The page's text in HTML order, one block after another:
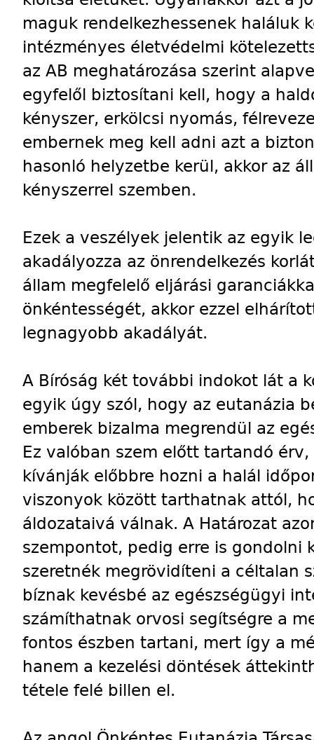
maguk rendelkezhessenek haláluk
intézményes életvédelmi
az AB meghatározása szerint
egyfelől biztosítani kell, hogy a
kényszer, erkölcsi nyomás,
embernek meg kell adni azt a
hasonló helyzetbe kerül, akkor az
kényszerrel szemben.
Ezek a veszélyek jelentik az egyik
akadályozza az önrendelkezés
állam megfelelő eljárási
önkéntességét, akkor ezzel
legnagyobb akadályát.
A Bíróság két további indokot lát a
egyik úgy szól, hogy az eutanázia
emberek bizalma megrendül az
Ez valóban szem előtt tartandó
kívánják előbbre hozni a halál
viszonyok között tarthatnak attól,
áldozataivá válnak. A Határozat
szempontot, pedig erre is gondolni
szeretnék megrövidíteni a céltalan
bíznak kevésbé az egészségügyi
számíthatnak orvosi segítségre a
fontos észben tartani, mert így a
hanem a kezelési döntések
tétele felé billen el.